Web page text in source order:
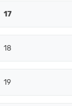
17
18
19